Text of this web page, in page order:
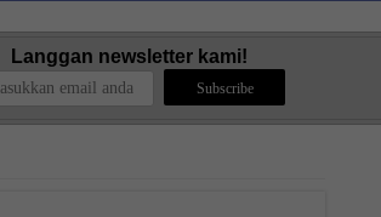
Langgan newsletter kami!